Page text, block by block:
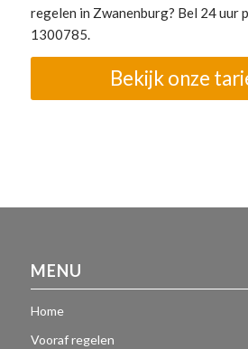
regelen in Zwanenburg? Bel 24 uur
1300785.
Bekijk onze
MENU
Home
Vooraf regelen